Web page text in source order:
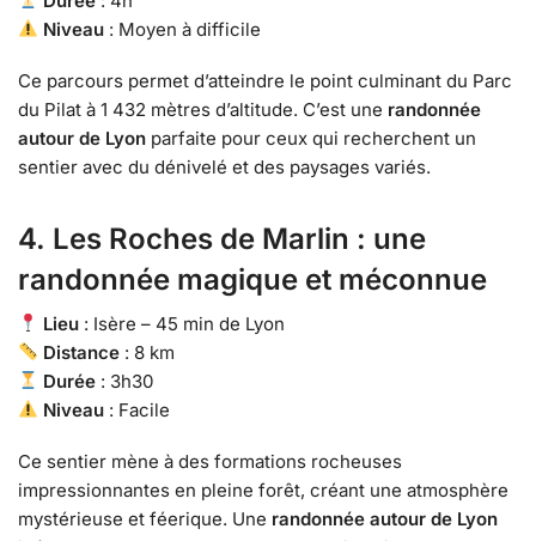
Niveau : Moyen à difficile
Ce parcours permet d’atteindre le point culminant du Parc
du Pilat à 1 432 mètres d’altitude. C’est une randonnée
autour de Lyon parfaite pour ceux qui recherchent un
sentier avec du dénivelé et des paysages variés.
4. Les Roches de Marlin : une
randonnée magique et méconnue
Lieu : Isère – 45 min de Lyon
Distance : 8 km
Durée : 3h30
Niveau : Facile
Ce sentier mène à des formations rocheuses
impressionnantes en pleine forêt, créant une atmosphère
mystérieuse et féerique. Une randonnée autour de Lyon